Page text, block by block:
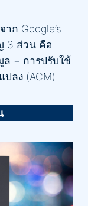
ก Google’s
3 ส่วน คือ
ล + การปรับใช้
ปลง (ACM)